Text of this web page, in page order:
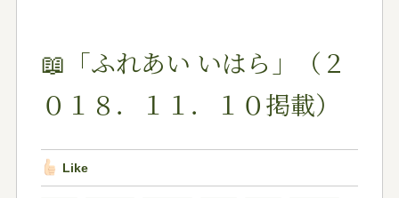
📖「ふれあい いはら」（２
０１８．１１．１０掲載）
Like